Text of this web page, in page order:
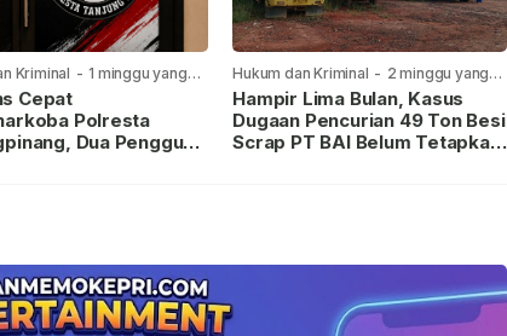
Kriminal - 1 minggu yang
Cepat
Polresta
Dua Pengguna
Hukum dan Kriminal - 2 minggu yang
lalu
Hampir Lima Bulan, Kasus
Dugaan Pencurian 49 Ton Besi
Scrap PT BAI Belum Tetapkan